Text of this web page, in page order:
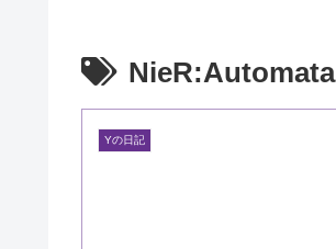
NieR:Automata
Yの日記